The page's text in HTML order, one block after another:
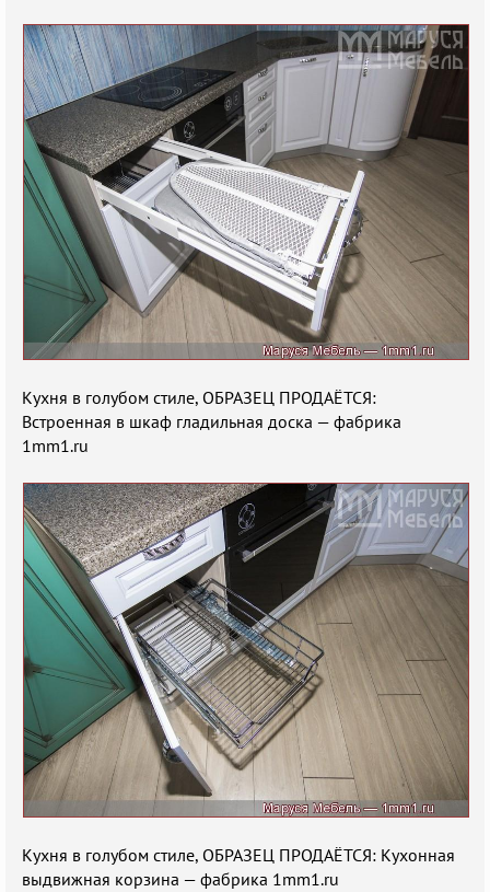
Кухня в голубом стиле, ОБРАЗЕЦ ПРОДАЁТСЯ:
Встроенная в шкаф гладильная доска — фабрика
1mm1.ru
Кухня в голубом стиле, ОБРАЗЕЦ ПРОДАЁТСЯ: Кухонная
выдвижная корзина — фабрика 1mm1.ru